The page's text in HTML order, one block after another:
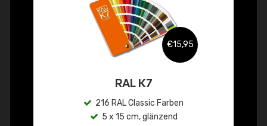
€15,95
RAL K7
216 RAL Classic Farben
5 x 15 cm, glänzend